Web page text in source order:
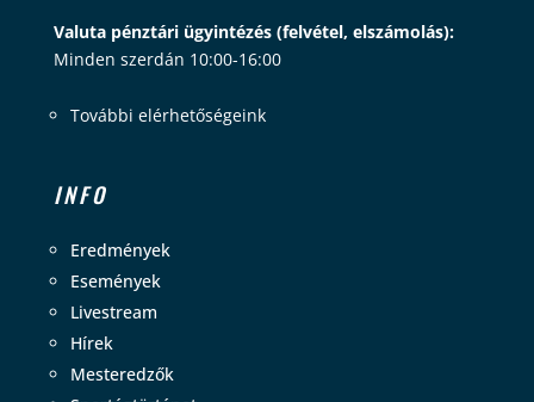
Valuta pénztári ügyintézés (felvétel, elszámolás):
Minden szerdán 10:00-16:00
További elérhetőségeink
INFO
Eredmények
Események
Livestream
Hírek
Mesteredzők